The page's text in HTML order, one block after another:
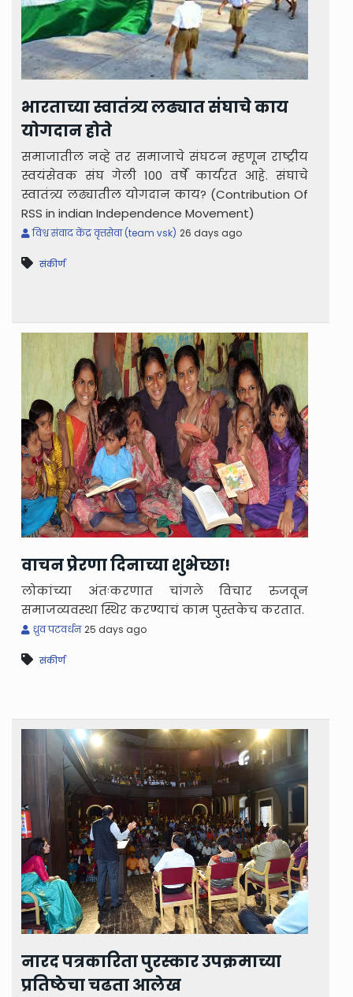
भारताच्या स्वातंत्र्य लढ्यात संघाचे काय
योगदान होते
समाजातील नव्हे तर समाजाचे संघटन म्हणून राष्ट्रीय
स्वयंसेवक संघ गेली 100 वर्षे कार्यरत आहे. संघाचे
स्वातंत्र्य लढ्यातील योगदान काय? (Contribution Of
RSS in indian Independence Movement)
विश्व संवाद केंद्र वृत्तसेवा (team vsk) 26 days ago
संकीर्ण
वाचन प्रेरणा दिनाच्या शुभेच्छा!
लोकांच्या अंतःकरणात चांगले विचार रुजवून
समाजव्यवस्था स्थिर करण्याचं काम पुस्तकेच करतात.
ध्रुव पटवर्धन 25 days ago
संकीर्ण
नारद पत्रकारिता पुरस्कार उपक्रमाच्या
प्रतिष्ठेचा चढता आलेख